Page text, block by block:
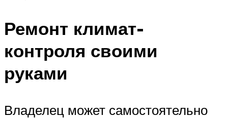
Ремонт климат-
контроля своими
руками
Владелец может самостоятельно